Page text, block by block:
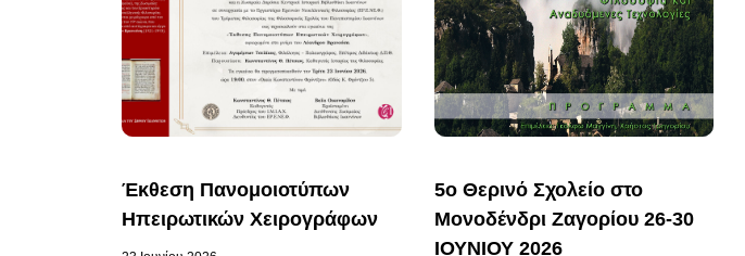
Έκθεση Πανομοιοτύπων
Ηπειρωτικών Χειρογράφων
5ο Θερινό Σχολείο στο
Μονοδένδρι Ζαγορίου 26-30
ΙΟΥΝΙΟΥ 2026